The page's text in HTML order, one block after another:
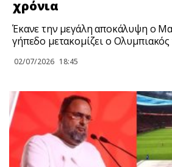
χρόνια
Έκανε την μεγάλη αποκάλυψη ο
γήπεδο μετακομίζει ο Ολυμπιακός
02/07/2026 18:45